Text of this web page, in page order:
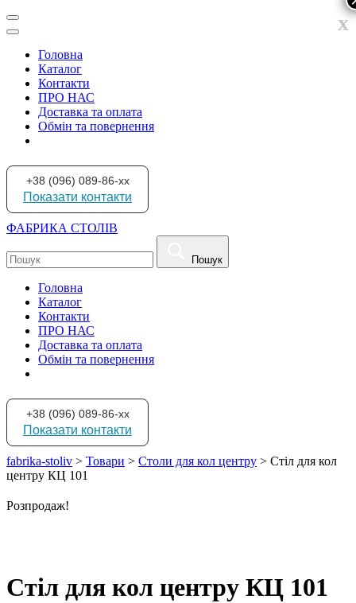
Головна
Каталог
Контакти
ПРО НАС
Доставка та оплата
Обмін та повернення
+38 (096) 089-86-xx
Показати контакти
ФАБРИКА СТОЛІВ
Пошук
Головна
Каталог
Контакти
ПРО НАС
Доставка та оплата
Обмін та повернення
+38 (096) 089-86-xx
Показати контакти
fabrika-stoliv > Товари > Столи для кол центру > Стіл для кол
центру КЦ 101
Розпродаж!
Стіл для кол центру КЦ 101
x